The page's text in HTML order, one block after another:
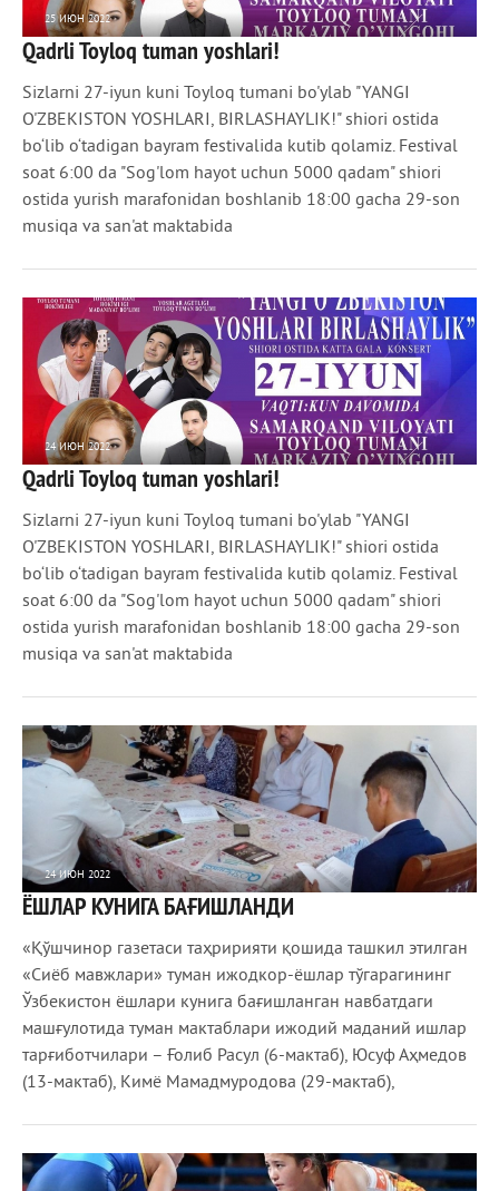
25 ИЮН 2022
716 0
Qadrli Toyloq tuman yoshlari!
Sizlarni 27-iyun kuni Toyloq tumani bo'ylab "YANGI
O'ZBEKISTON YOSHLARI, BIRLASHAYLIK!" shiori ostida
bo‘lib o‘tadigan bayram festivalida kutib qolamiz. Festival
soat 6:00 da "Sog'lom hayot uchun 5000 qadam" shiori
ostida yurish marafonidan boshlanib 18:00 gacha 29-son
musiqa va san'at maktabida
24 ИЮН 2022
684 0
Qadrli Toyloq tuman yoshlari!
Sizlarni 27-iyun kuni Toyloq tumani bo'ylab "YANGI
O'ZBEKISTON YOSHLARI, BIRLASHAYLIK!" shiori ostida
bo‘lib o‘tadigan bayram festivalida kutib qolamiz. Festival
soat 6:00 da "Sog'lom hayot uchun 5000 qadam" shiori
ostida yurish marafonidan boshlanib 18:00 gacha 29-son
musiqa va san'at maktabida
24 ИЮН 2022
669 0
ЁШЛАР КУНИГА БАҒИШЛАНДИ
«Қўшчинор газетаси таҳририяти қошида ташкил этилган
«Сиёб мавжлари» туман ижодкор-ёшлар тўгарагининг
Ўзбекистон ёшлари кунига бағишланган навбатдаги
машғулотида туман мактаблари ижодий маданий ишлар
тарғиботчилари – Ғолиб Расул (6-мактаб), Юсуф Аҳмедов
(13-мактаб), Кимё Мамадмуродова (29-мактаб),